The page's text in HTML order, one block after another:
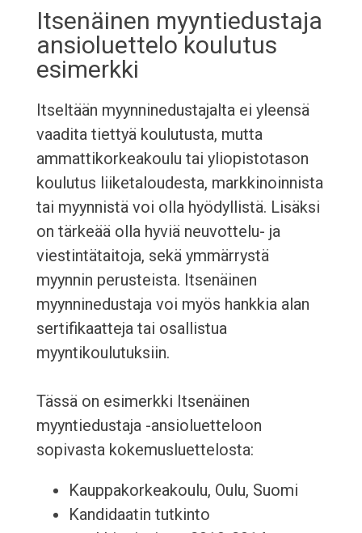
Itsenäinen myyntiedustaja
ansioluettelo koulutus
esimerkki
Itseltään myynninedustajalta ei yleensä
vaadita tiettyä koulutusta, mutta
ammattikorkeakoulu tai yliopistotason
koulutus liiketaloudesta, markkinoinnista
tai myynnistä voi olla hyödyllistä. Lisäksi
on tärkeää olla hyviä neuvottelu- ja
viestintätaitoja, sekä ymmärrystä
myynnin perusteista. Itsenäinen
myynninedustaja voi myös hankkia alan
sertifikaatteja tai osallistua
myyntikoulutuksiin.
Tässä on esimerkki Itsenäinen
myyntiedustaja -ansioluetteloon
sopivasta kokemusluettelosta:
Kauppakorkeakoulu, Oulu, Suomi
Kandidaatin tutkinto